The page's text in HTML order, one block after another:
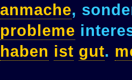
anmache,
probleme
haben ist gut.